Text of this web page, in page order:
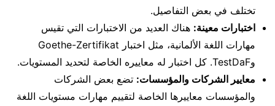
تختلف في بعض التفاصيل.
اختبارات معينة: هناك العديد من الاختبارات التي تقيس
مهارات اللغة الألمانية، مثل اختبار Goethe-Zertifikat
وTestDaF. كل اختبار له معاييره الخاصة لتحديد المستويات.
معايير الشركات والمؤسسات: تضع بعض الشركات
والمؤسسات معاييرها الخاصة لتقييم مهارات مستويات اللغة